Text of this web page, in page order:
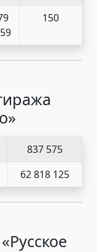
150
837 575
62 818 125